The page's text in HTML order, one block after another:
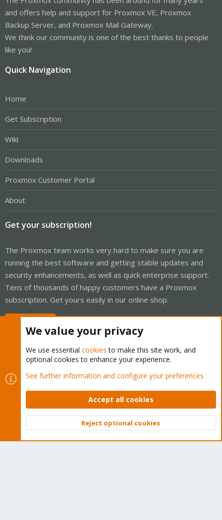
and offers help and support for Proxmox VE, Proxmox
Backup Server, and Proxmox Mail Gateway.
We think our community is one of the best thanks to people
like you!
Quick Navigation
Home
Get Subscription
Wiki
Downloads
Proxmox Customer Portal
About
Get your subscription!
The Proxmox team works very hard to make sure you are
running the best software and getting stable updates and
security enhancements, as well as quick enterprise support.
Tens of thousands of happy customers have a Proxmox
subscription. Get yours easily in our online shop.
Cookies
Proxmox Support Forum - Light Mode
Contact us
Terms and rules Privacy policy Help Home
Community platform by XenForo © 2010-2026 XenForo Ltd.
Top
We value your privacy
We use essential cookies to make this site work, and
optional cookies to enhance your experience.
See further information and configure your preferences
Accept all cookies
Reject optional cookies